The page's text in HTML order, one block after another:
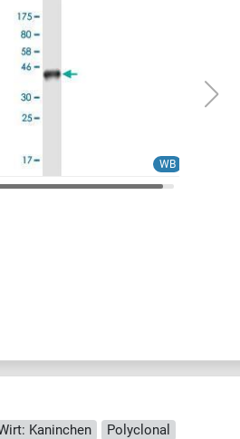
WB
Kaninchen
Polyclonal